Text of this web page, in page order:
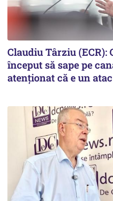
Claudiu Târziu (ECR):
început să sape pe
atenționat că e un